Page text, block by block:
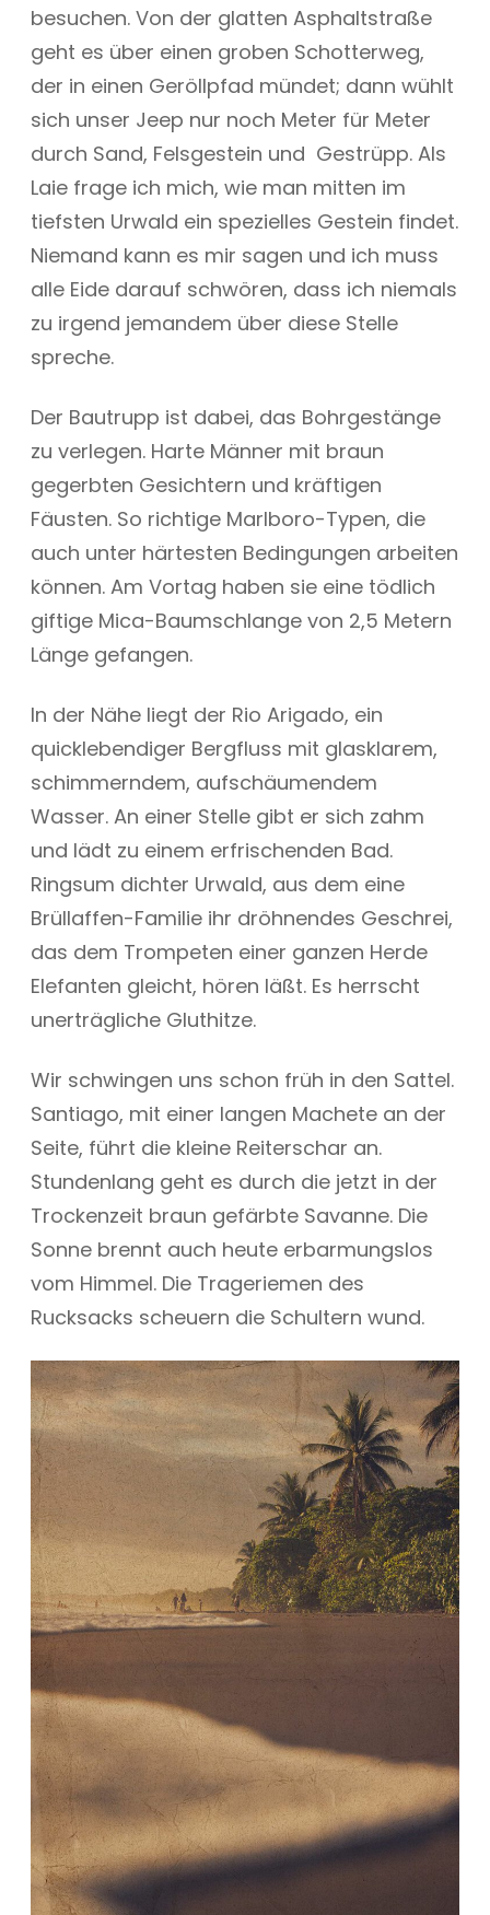
besuchen. Von der glatten Asphaltstraße
geht es über einen groben Schotterweg,
der in einen Geröllpfad mündet; dann wühlt
sich unser Jeep nur noch Meter für Meter
durch Sand, Felsgestein und Gestrüpp. Als
Laie frage ich mich, wie man mitten im
tiefsten Urwald ein spezielles Gestein findet.
Niemand kann es mir sagen und ich muss
alle Eide darauf schwören, dass ich niemals
zu irgend jemandem über diese Stelle
spreche.
Der Bautrupp ist dabei, das Bohrgestänge
zu verlegen. Harte Männer mit braun
gegerbten Gesichtern und kräftigen
Fäusten. So richtige Marlboro-Typen, die
auch unter härtesten Bedingungen arbeiten
können. Am Vortag haben sie eine tödlich
giftige Mica-Baumschlange von 2,5 Metern
Länge gefangen.
In der Nähe liegt der Rio Arigado, ein
quicklebendiger Bergfluss mit glasklarem,
schimmerndem, aufschäumendem
Wasser. An einer Stelle gibt er sich zahm
und lädt zu einem erfrischenden Bad.
Ringsum dichter Urwald, aus dem eine
Brüllaffen-Familie ihr dröhnendes Geschrei,
das dem Trompeten einer ganzen Herde
Elefanten gleicht, hören läßt. Es herrscht
unerträgliche Gluthitze.
Wir schwingen uns schon früh in den Sattel.
Santiago, mit einer langen Machete an der
Seite, führt die kleine Reiterschar an.
Stundenlang geht es durch die jetzt in der
Trockenzeit braun gefärbte Savanne. Die
Sonne brennt auch heute erbarmungslos
vom Himmel. Die Trageriemen des
Rucksacks scheuern die Schultern wund.